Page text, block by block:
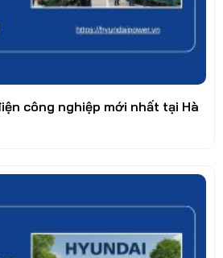
công nghiệp mới nhất tại Hà